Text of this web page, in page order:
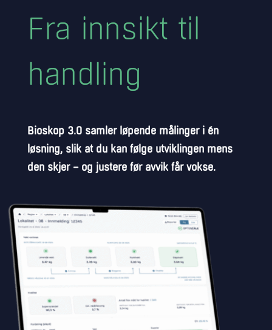
Fra innsikt til
handling
Bioskop 3.0 samler løpende målinger i én
løsning, slik at du kan følge utviklingen mens
den skjer – og justere før avvik får vokse.